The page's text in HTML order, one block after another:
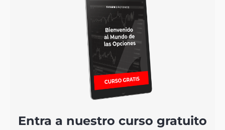
Entra a nuestro curso gratuito